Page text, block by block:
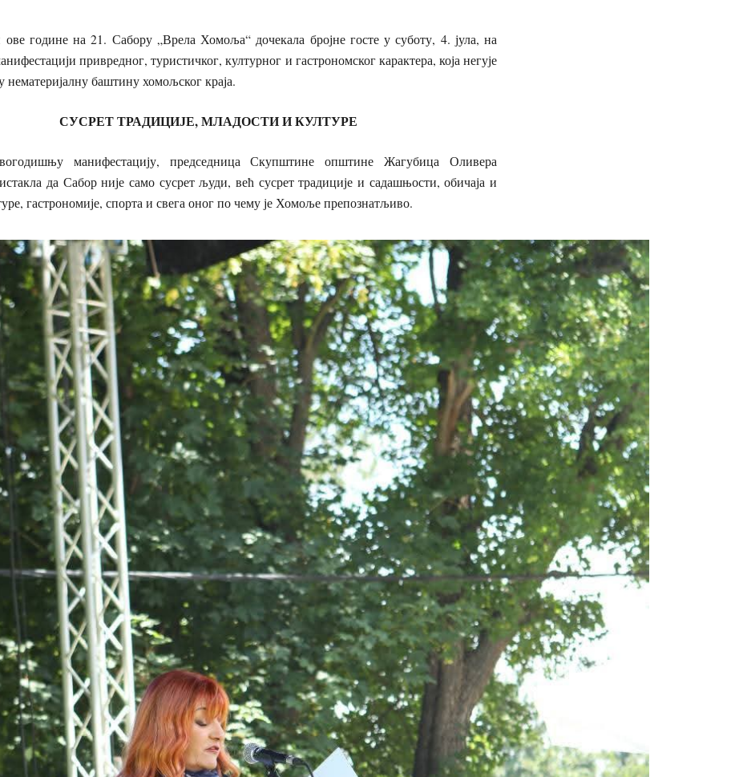
године на 21. Сабору „Врела Хомоља“ дочекала бројне госте у суботу, 4. јула, на
привредног, туристичког, културног и гастрономског карактера, која негује
нематеријалну баштину хомољског краја.
СУСРЕТ ТРАДИЦИЈЕ, МЛАДОСТИ И КУЛТУРЕ
манифестацију, председница Скупштине општине Жагубица Оливера
да Сабор није само сусрет људи, већ сусрет традиције и садашњости, обичаја и
гастрономије, спорта и свега оног по чему је Хомоље препознатљиво.